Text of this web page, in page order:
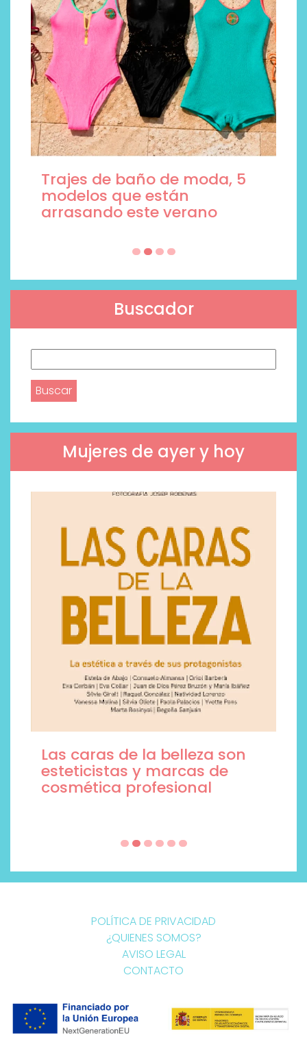
Trajes de baño de moda, 5
modelos que están
arrasando este verano
Buscador
Mujeres de ayer y hoy
Las caras de la belleza son
esteticistas y marcas de
cosmética profesional
POLÍTICA DE PRIVACIDAD
¿QUIENES SOMOS?
AVISO LEGAL
CONTACTO